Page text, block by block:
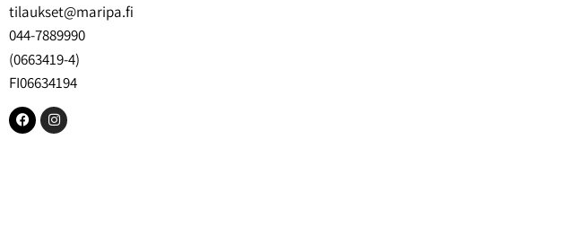
tilaukset@maripa.fi
044-7889990
(0663419-4)
FI06634194